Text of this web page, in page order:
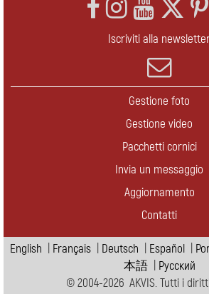
Iscriviti alla
Gestione foto
Gestione video
Pacchetti cornici
Invia un messaggio
Aggiornamento
Contatti
English Français Deutsch Español
本語| Pусский
© 2004-2026 AKVIS. Tutti i